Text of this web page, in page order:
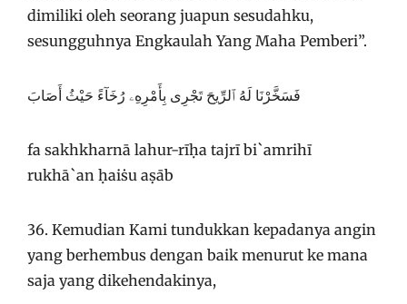
dimiliki oleh seorang juapun sesudahku,
sesungguhnya Engkaulah Yang Maha Pemberi”.
فَسَخَّرْنَا لَهُ ٱلرِّيحَ تَجْرِى بِأَمْرِهِۦ رُخَآءً حَيْثُ أَصَابَ
fa sakhkharnā lahur-rīḥa tajrī bi`amrihī
rukhā`an ḥaiṡu aṣāb
36. Kemudian Kami tundukkan kepadanya angin
yang berhembus dengan baik menurut ke mana
saja yang dikehendakinya,